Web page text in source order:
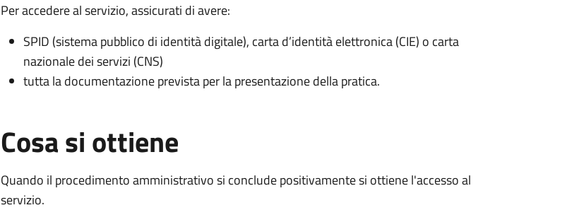
Per accedere al servizio, assicurati di avere:
SPID (sistema pubblico di identità digitale), carta d’identità elettronica (CIE) o carta
nazionale dei servizi (CNS)
tutta la documentazione prevista per la presentazione della pratica.
Cosa si ottiene
Quando il procedimento amministrativo si conclude positivamente si ottiene l'accesso al
servizio.